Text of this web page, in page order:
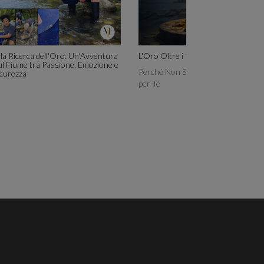
Ricerca dell'Oro: Un'Avventura
Fiume tra Passione, Emozione e
L'Oro Oltre i 100 Euro al Grammo
Perché Non Scende e Cosa Significa
per Te